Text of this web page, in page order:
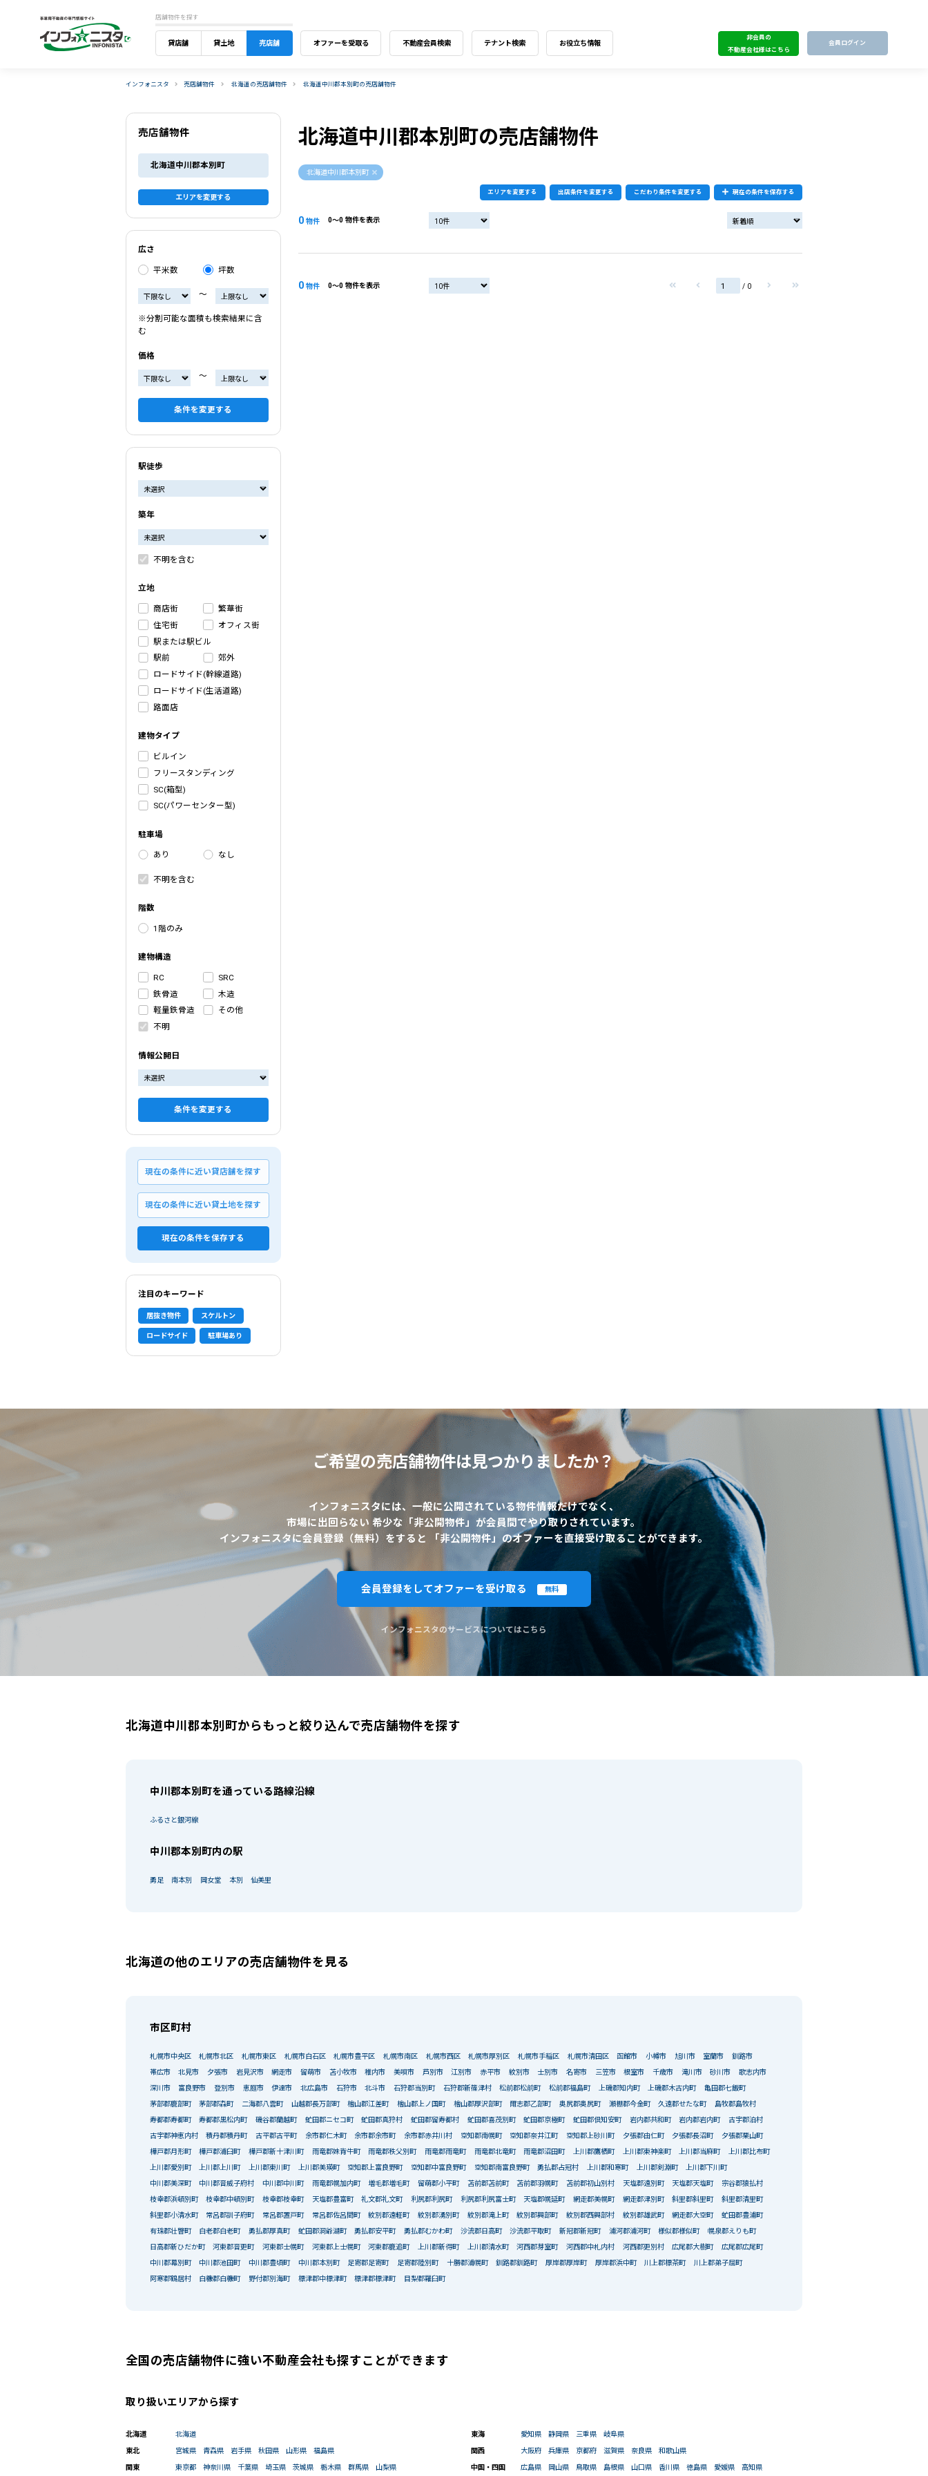
店舗物件を探す
貸店舗 貸土地 売店舗 オファーを受取る 不動産会員検索 テナント検索 お役立ち情報
非会員の
不動産会社様はこちら
会員ログイン
インフォニスタ 売店舗物件 北海道の売店舗物件 北海道中川郡本別町の売店舗物件
北海道中川郡本別町の売店舗物件
北海道中川郡本別町
エリアを変更する 出店条件を変更する こだわり条件を変更する 現在の条件を保存する
0物件 0〜0 物件を表示
0物件 0〜0 物件を表示 / 0
売店舗物件
北海道中川郡本別町
エリアを変更する
広さ
平米数 坪数
〜
※分割可能な面積も検索結果に含
む
価格
〜
条件を変更する
駅徒歩
築年
不明を含む
立地
商店街
繁華街
住宅街
オフィス街
駅または駅ビル
駅前
郊外
ロードサイド(幹線道路)
ロードサイド(生活道路)
路面店
建物タイプ
ビルイン
フリースタンディング
SC(箱型)
SC(パワーセンター型)
駐車場
あり なし
不明を含む
階数
1階のみ
建物構造
RC
SRC
鉄骨造
木造
軽量鉄骨造
その他
不明
情報公開日
条件を変更する
現在の条件に近い貸店舗を探す
現在の条件に近い貸土地を探す
現在の条件を保存する
注目のキーワード
居抜き物件 スケルトン
ロードサイド 駐車場あり
ご希望の売店舗物件は見つかりましたか？
インフォニスタには、一般に公開されている物件情報だけでなく、
市場に出回らない 希少な「非公開物件」が会員間でやり取りされています。
インフォニスタに会員登録（無料）をすると 「非公開物件」のオファーを直接受け取ることができます。
会員登録をしてオファーを受け取る 無料
インフォニスタのサービスについてはこちら
閉じる
選択中の条件
北海道中川郡本別町
該当物件数0件
エリア 出店条件 こだわり条件
この条件で検索
駅選択の場合は路線ごとに該当するものを全て選択してください。（例：「JR山手線 新宿駅」と「小田急線 新宿駅」では検索結果が異なる場合があります。）
北海道中川郡本別町からもっと絞り込んで売店舗物件を探す
中川郡本別町を通っている路線沿線
ふるさと銀河線
中川郡本別町内の駅
勇足 南本別 岡女堂 本別 仙美里
北海道の他のエリアの売店舗物件を見る
市区町村
札幌市中央区 札幌市北区 札幌市東区 札幌市白石区 札幌市豊平区 札幌市南区 札幌市西区 札幌市厚別区 札幌市手稲区 札幌市清田区 函館市 小樽市 旭川市 室蘭市 釧路市
帯広市 北見市 夕張市 岩見沢市 網走市 留萌市 苫小牧市 稚内市 美唄市 芦別市 江別市 赤平市 紋別市 士別市 名寄市 三笠市 根室市 千歳市 滝川市 砂川市 歌志内市
深川市 富良野市 登別市 恵庭市 伊達市 北広島市 石狩市 北斗市 石狩郡当別町 石狩郡新篠津村 松前郡松前町 松前郡福島町 上磯郡知内町 上磯郡木古内町 亀田郡七飯町
茅部郡鹿部町 茅部郡森町 二海郡八雲町 山越郡長万部町 檜山郡江差町 檜山郡上ノ国町 檜山郡厚沢部町 爾志郡乙部町 奥尻郡奥尻町 瀬棚郡今金町 久遠郡せたな町 島牧郡島牧村
寿都郡寿都町 寿都郡黒松内町 磯谷郡蘭越町 虻田郡ニセコ町 虻田郡真狩村 虻田郡留寿都村 虻田郡喜茂別町 虻田郡京極町 虻田郡倶知安町 岩内郡共和町 岩内郡岩内町 古宇郡泊村
古宇郡神恵内村 積丹郡積丹町 古平郡古平町 余市郡仁木町 余市郡余市町 余市郡赤井川村 空知郡南幌町 空知郡奈井江町 空知郡上砂川町 夕張郡由仁町 夕張郡長沼町 夕張郡栗山町
樺戸郡月形町 樺戸郡浦臼町 樺戸郡新十津川町 雨竜郡妹背牛町 雨竜郡秩父別町 雨竜郡雨竜町 雨竜郡北竜町 雨竜郡沼田町 上川郡鷹栖町 上川郡東神楽町 上川郡当麻町 上川郡比布町
上川郡愛別町 上川郡上川町 上川郡東川町 上川郡美瑛町 空知郡上富良野町 空知郡中富良野町 空知郡南富良野町 勇払郡占冠村 上川郡和寒町 上川郡剣淵町 上川郡下川町
中川郡美深町 中川郡音威子府村 中川郡中川町 雨竜郡幌加内町 増毛郡増毛町 留萌郡小平町 苫前郡苫前町 苫前郡羽幌町 苫前郡初山別村 天塩郡遠別町 天塩郡天塩町 宗谷郡猿払村
枝幸郡浜頓別町 枝幸郡中頓別町 枝幸郡枝幸町 天塩郡豊富町 礼文郡礼文町 利尻郡利尻町 利尻郡利尻富士町 天塩郡幌延町 網走郡美幌町 網走郡津別町 斜里郡斜里町 斜里郡清里町
斜里郡小清水町 常呂郡訓子府町 常呂郡置戸町 常呂郡佐呂間町 紋別郡遠軽町 紋別郡湧別町 紋別郡滝上町 紋別郡興部町 紋別郡西興部村 紋別郡雄武町 網走郡大空町 虻田郡豊浦町
有珠郡壮瞥町 白老郡白老町 勇払郡厚真町 虻田郡洞爺湖町 勇払郡安平町 勇払郡むかわ町 沙流郡日高町 沙流郡平取町 新冠郡新冠町 浦河郡浦河町 様似郡様似町 幌泉郡えりも町
日高郡新ひだか町 河東郡音更町 河東郡士幌町 河東郡上士幌町 河東郡鹿追町 上川郡新得町 上川郡清水町 河西郡芽室町 河西郡中札内村 河西郡更別村 広尾郡大樹町 広尾郡広尾町
中川郡幕別町 中川郡池田町 中川郡豊頃町 中川郡本別町 足寄郡足寄町 足寄郡陸別町 十勝郡浦幌町 釧路郡釧路町 厚岸郡厚岸町 厚岸郡浜中町 川上郡標茶町 川上郡弟子屈町
阿寒郡鶴居村 白糠郡白糠町 野付郡別海町 標津郡中標津町 標津郡標津町 目梨郡羅臼町
全国の売店舗物件に強い不動産会社も探すことができます
取り扱いエリアから探す
北海道 北海道
東北 宮城県 青森県 岩手県 秋田県 山形県 福島県
関東 東京都 神奈川県 千葉県 埼玉県 茨城県 栃木県 群馬県 山梨県
東海 愛知県 静岡県 三重県 岐阜県
関西 大阪府 兵庫県 京都府 滋賀県 奈良県 和歌山県
中国・四国 広島県 岡山県 鳥取県 島根県 山口県 香川県 徳島県 愛媛県 高知県